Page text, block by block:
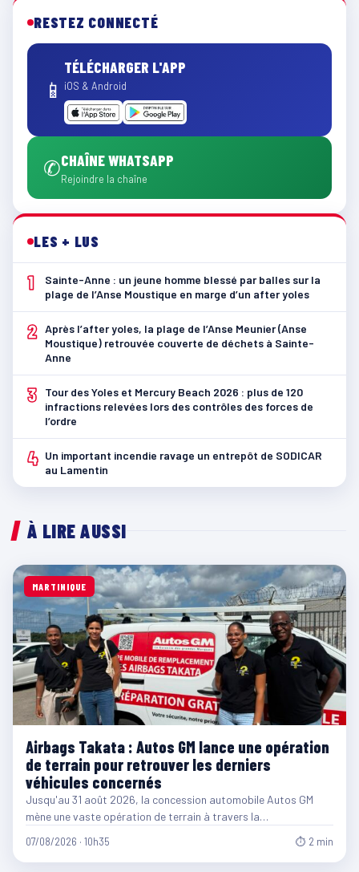
RESTEZ CONNECTÉ
📱
TÉLÉCHARGER L'APP
iOS & Android
✆CHAÎNE WHATSAPP
Rejoindre la chaîne
LES + LUS
1
Sainte-Anne : un jeune homme blessé par balles sur la
plage de l’Anse Moustique en marge d’un after yoles
2 Après l’after yoles, la plage de l’Anse Meunier (Anse
Moustique) retrouvée couverte de déchets à Sainte-
Anne
3
Tour des Yoles et Mercury Beach 2026 : plus de 120
infractions relevées lors des contrôles des forces de
l’ordre
4 Un important incendie ravage un entrepôt de SODICAR
au Lamentin
À LIRE AUSSI
MARTINIQUE
Airbags Takata : Autos GM lance une opération
de terrain pour retrouver les derniers
véhicules concernés
Jusqu'au 31 août 2026, la concession automobile Autos GM
mène une vaste opération de terrain à travers la…
07/08/2026 · 10h35 ⏱ 2 min